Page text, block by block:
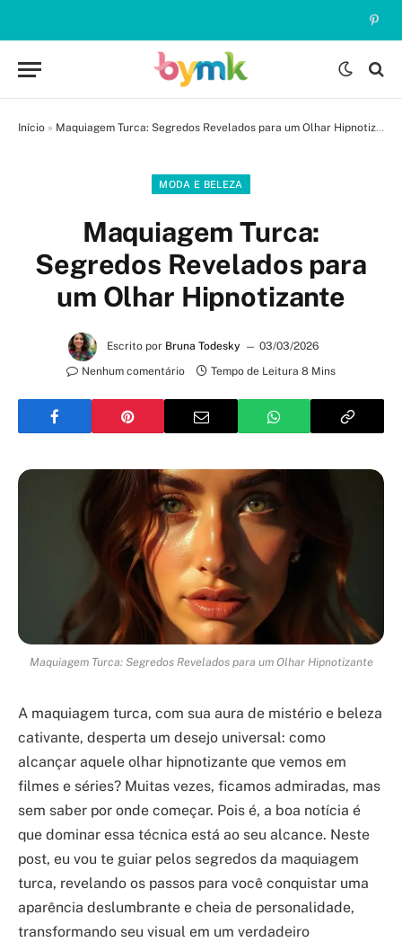
Início » Maquiagem Turca: Segredos Revelados para um Olhar Hipnotizante
MODA E BELEZA
Maquiagem Turca:
Segredos Revelados para
um Olhar Hipnotizante
Escrito por Bruna Todesky
03/03/2026
Nenhum comentário
Tempo de Leitura 8 Mins
Maquiagem Turca: Segredos Revelados para um Olhar Hipnotizante
A maquiagem turca, com sua aura de mistério e beleza
cativante, desperta um desejo universal: como
alcançar aquele olhar hipnotizante que vemos em
filmes e séries? Muitas vezes, ficamos admiradas, mas
sem saber por onde começar. Pois é, a boa notícia é
que dominar essa técnica está ao seu alcance. Neste
post, eu vou te guiar pelos segredos da maquiagem
turca, revelando os passos para você conquistar uma
aparência deslumbrante e cheia de personalidade,
transformando seu visual em um verdadeiro